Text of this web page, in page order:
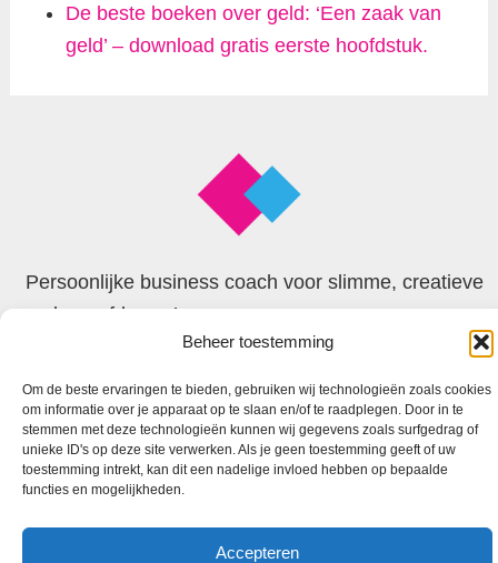
Beheer toestemming
Om de beste ervaringen te bieden, gebruiken wij technologieën zoals cookies
om informatie over je apparaat op te slaan en/of te raadplegen. Door in te
stemmen met deze technologieën kunnen wij gegevens zoals surfgedrag of
unieke ID's op deze site verwerken. Als je geen toestemming geeft of uw
toestemming intrekt, kan dit een nadelige invloed hebben op bepaalde
functies en mogelijkheden.
Accepteren
De beste boeken over geld: ‘Een zaak van
geld’ – download gratis eerste hoofdstuk.
Persoonlijke business coach voor slimme, creatieve
en begaafde zzp’ers
© 2026 Faxion